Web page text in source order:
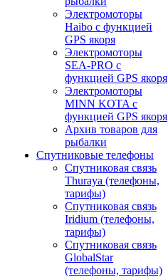
Электромоторы
Haibo с функцией
GPS якоря
Электромоторы
SEA-PRO с
функцией GPS якоря
Электромоторы
MINN KOTA с
функцией GPS якоря
Архив товаров для
рыбалки
Спутниковые телефоны
Спутниковая связь
Thuraya (телефоны,
тарифы)
Спутниковая связь
Iridium (телефоны,
тарифы)
Спутниковая связь
GlobalStar
(телефоны, тарифы)